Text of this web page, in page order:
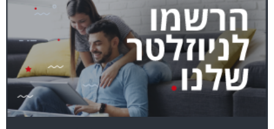
עסקי
ספורט
קריירה
ולימודים